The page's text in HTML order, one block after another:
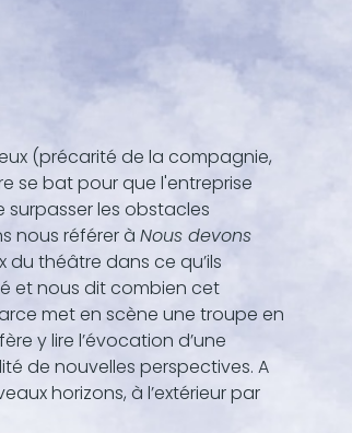
(précarité de la compagnie,
se bat pour que l'entreprise
surpasser les obstacles
nous référer à Nous devons
du théâtre dans ce qu’ils
et nous dit combien cet
met en scène une troupe en
y lire l’évocation d’une
de nouvelles perspectives. A
horizons, à l’extérieur par